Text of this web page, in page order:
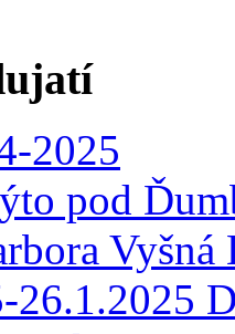
2025
pod
Vyšná
26.1.2025